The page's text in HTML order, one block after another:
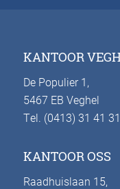
KANTOOR
De Populier 1,
5467 EB Veghel
Tel. (0413) 31 41 31
KANTOOR OSS
Raadhuislaan 15,